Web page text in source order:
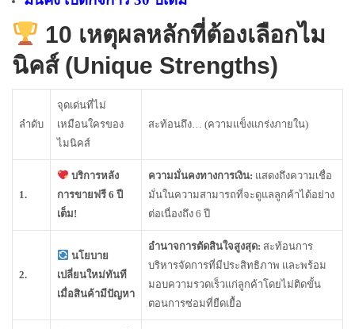
10 เหตุผลหลักที่ต้องเลือกไม
นิคส์ (Unique Strengths)
ลำดับ
จุดเด่นที่ไม่
เหมือนใครของ
ไมนิคส์
สะท้อนถึง… (ความแข็งแกร่งภายใน)
1.
บริการหลัง
การขายฟรี 6 ปี
เต็ม!
ความมั่นคงทางการเงิน: แสดงถึงความเชื่อ
มั่นในความสามารถที่จะดูแลลูกค้าได้อย่าง
ต่อเนื่องถึง 6 ปี
2.
นโยบาย
เปลี่ยนใหม่ทันที
เมื่อสินค้ามีปัญหา
อำนาจการตัดสินใจสูงสุด: สะท้อนการ
บริหารจัดการที่มีประสิทธิภาพ และพร้อม
มอบความรวดเร็วแก่ลูกค้าโดยไม่ติดขั้น
ตอนการซ่อมที่ยืดเยื้อ